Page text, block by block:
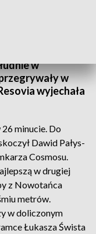
w
w
wyjechała
minucie. Do
Dawid Pałys-
Cosmosu.
w drugiej
z Nowotańca
metrów.
w doliczonym
Łukasza Śwista